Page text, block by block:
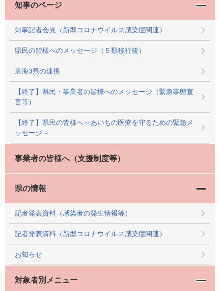
知事のページ
知事記者会見（新型コロナウイルス感染症関連）
県民の皆様へのメッセージ（５類移行後）
東海3県の連携
【終了】県民・事業者の皆様へのメッセージ（緊急事態宣
言等）
【終了】県民の皆様へ～あいちの医療を守るための緊急メ
ッセージ～
事業者の皆様へ（支援制度等）
県の情報
記者発表資料（感染者の発生情報等）
記者発表資料（新型コロナウイルス感染症関連）
お知らせ
対象者別メニュー